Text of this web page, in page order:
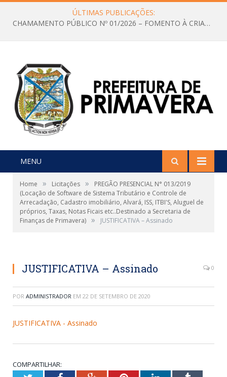
ÚLTIMAS PUBLICAÇÕES:
CHAMAMENTO PÚBLICO Nº 01/2026 – FOMENTO À CRIAÇÃO E A CIRCULAÇÃO DE PRODUÇÕES CULTURAIS – Aldir Blanc
MENU
Home » Licitações »
PREGÃO PRESENCIAL N° 013/2019
(Locação de Software de Sistema Tributário e Controle de
Arrecadação, Cadastro imobiliário, Alvará, ISS, ITBI'S, Aluguel de
próprios, Taxas, Notas Ficais etc..Destinado a Secretaria de
Finanças de Primavera) » JUSTIFICATIVA – Assinado
JUSTIFICATIVA – Assinado 0
POR ADMINISTRADOR EM 22 DE SETEMBRO DE 2020
JUSTIFICATIVA - Assinado
COMPARTILHAR: